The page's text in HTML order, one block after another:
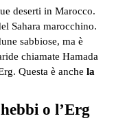
deserti in Marocco.
Sahara marocchino.
sabbiose, ma è
chiamate Hamada
Questa è anche la
o l’Erg